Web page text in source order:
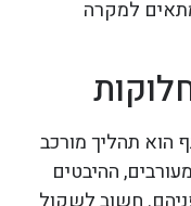
למקרה
הוא תהליך מורכב
ההיבטים